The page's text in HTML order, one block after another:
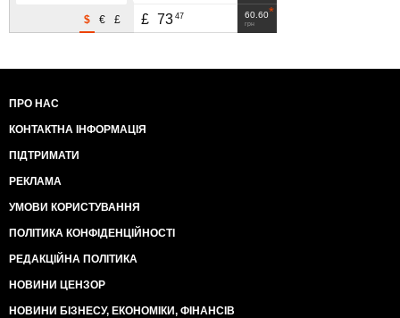
£
€
$ 60.60
грн
£ 73 47
ПРО НАС
КОНТАКТНА ІНФОРМАЦІЯ
ПІДТРИМАТИ
РЕКЛАМА
УМОВИ КОРИСТУВАННЯ
ПОЛІТИКА КОНФІДЕНЦІЙНОСТІ
РЕДАКЦІЙНА ПОЛІТИКА
НОВИНИ ЦЕНЗОР
НОВИНИ БІЗНЕСУ, ЕКОНОМІКИ, ФІНАНСІВ